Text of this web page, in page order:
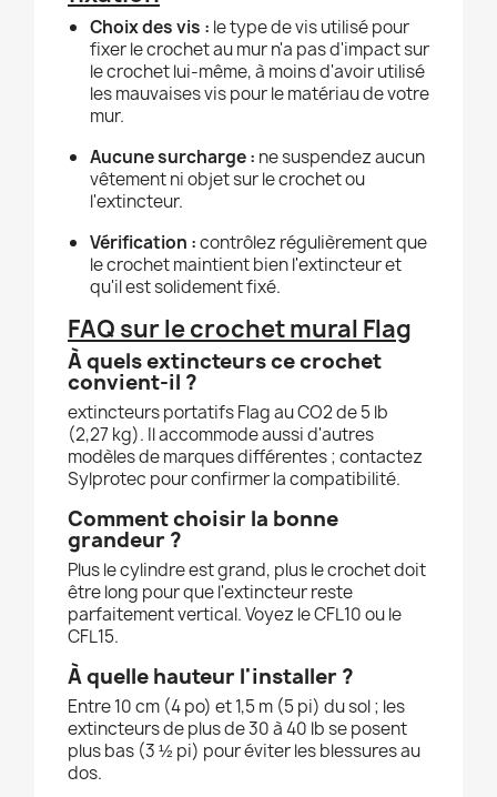
Choix des vis : le type de vis utilisé pour
fixer le crochet au mur n'a pas d'impact sur
le crochet lui-même, à moins d'avoir utilisé
les mauvaises vis pour le matériau de votre
mur.
Aucune surcharge : ne suspendez aucun
vêtement ni objet sur le crochet ou
l'extincteur.
Vérification :contrôlez régulièrement que
le crochet maintient bien l'extincteur et
qu'il est solidement fixé.
FAQ sur le crochet mural Flag
À quels extincteurs ce crochet
convient-il ?
extincteurs portatifs Flag au CO2 de 5 lb
(2,27 kg). Il accommode aussi d'autres
modèles de marques différentes ; contactez
Sylprotec pour confirmer la compatibilité.
Comment choisir la bonne
grandeur ?
Plus le cylindre est grand, plus le crochet doit
être long pour que l'extincteur reste
parfaitement vertical. Voyez le CFL10 ou le
CFL15.
À quelle hauteur l'installer ?
Entre 10 cm (4 po) et 1,5 m (5 pi) du sol ; les
extincteurs de plus de 30 à 40 lb se posent
plus bas (3 ½ pi) pour éviter les blessures au
dos.